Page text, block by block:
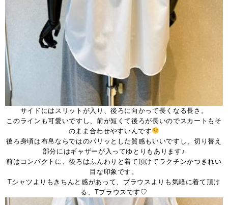
サイドにはスリットが入り、後ろに向かって長くなる長さ。
このラインも可愛いですし、前が短くて後ろが長いのでスカートもそ
のまま合わせやすいんです
後ろ身頃は布帛ならではのパリッとした質感もいいですし、切り替え
部分にはギャザーが入ってゆとりもあります♪
前はコンパクトに、後ろはふんわりと着て頂けてラクチンかつきれい
目な印象です。
Tシャツよりもきちんと感があって、ブラウスよりも気軽に着て頂け
る、Tブラウスです♡